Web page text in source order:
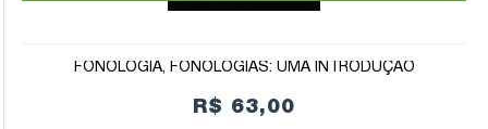
FONOLOGIA, FONOLOGIAS: UMA INTRODUÇÃO
R$ 63,00